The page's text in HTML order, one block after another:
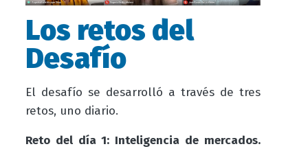
Los retos del
Desafío
El desafío se desarrolló a través de tres
retos, uno diario.
Reto del día 1: Inteligencia de mercados.